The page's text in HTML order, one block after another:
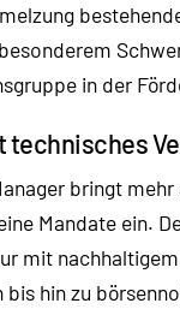
in der
technisches
bringt
Mandate ein.
mit
bis hin zu